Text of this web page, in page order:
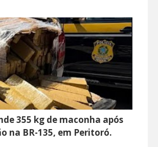
355 kg de maconha após
na BR-135, em Peritoró.